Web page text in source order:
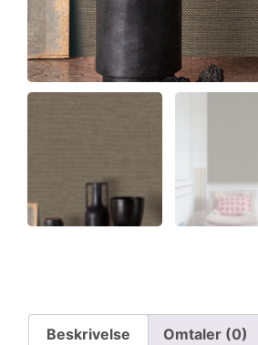
Beskrivelse Omtaler (0)